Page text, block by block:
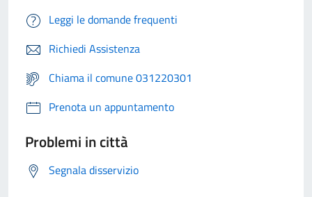
Leggi le domande frequenti
Richiedi Assistenza
Chiama il comune 031220301
Prenota un appuntamento
Problemi in città
Segnala disservizio